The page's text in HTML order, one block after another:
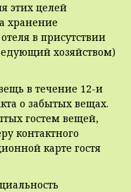
этих целей
хранение
в присутствии
хозяйством)
в течение 12-и
о забытых вещах.
гостем вещей,
контактного
карте гостя